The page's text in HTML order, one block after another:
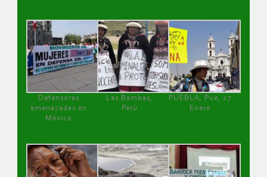
Defensoras
amenazadas en
México
Las Bambas,
Perú
PUEBLA, Pue, 27
Enero